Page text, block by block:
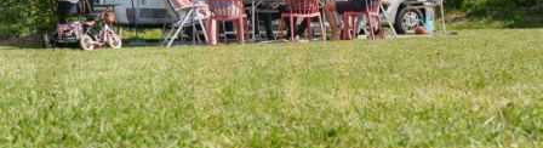
Boek uw vakantie